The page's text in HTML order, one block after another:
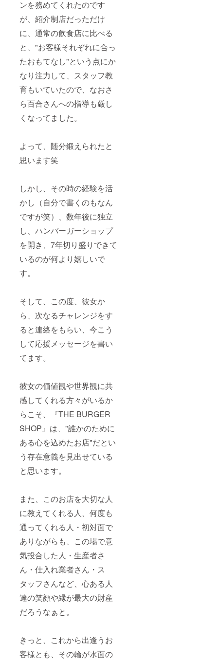
ンを務めてくれたのです
が、紹介制店だっただけ
に、通常の飲食店に比べる
と、"お客様それぞれに合っ
たおもてなし"という点にか
なり注力して、スタッフ教
育もいていたので、なおさ
ら百合さんへの指導も厳し
くなってました。
よって、随分鍛えられたと
思います笑
しかし、その時の経験を活
かし（自分で書くのもなん
ですが笑）、数年後に独立
し、ハンバーガーショップ
を開き、7年切り盛りできて
いるのが何より嬉しいで
す。
そして、この度、彼女か
ら、次なるチャレンジをす
ると連絡をもらい、今こう
して応援メッセージを書い
てます。
彼女の価値観や世界観に共
感してくれる方々がいるか
らこそ、『THE BURGER
SHOP』は、"誰かのために
ある心を込めたお店"だとい
う存在意義を見出せている
と思います。
また、このお店を大切な人
に教えてくれる人、何度も
通ってくれる人・初対面で
ありながらも、この場で意
気投合した人・生産者さ
ん・仕入れ業者さん・ス
タッフさんなど、心ある人
達の笑顔や縁が最大の財産
だろうなぁと。
きっと、これから出逢うお
客様とも、その輪が水面の